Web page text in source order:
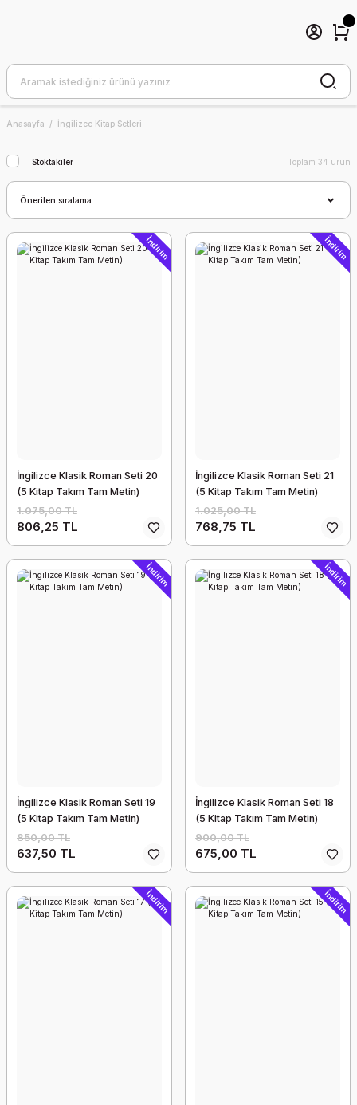
Anasayfa İngilizce Kitap Setleri
Stoktakiler Toplam 34 ürün
İndirim
İngilizce Klasik Roman Seti 20
(5 Kitap Takım Tam Metin)
1.075,00 TL
806,25 TL
İndirim
İngilizce Klasik Roman Seti 21
(5 Kitap Takım Tam Metin)
1.025,00 TL
768,75 TL
İndirim
İngilizce Klasik Roman Seti 19
(5 Kitap Takım Tam Metin)
850,00 TL
637,50 TL
İndirim
İngilizce Klasik Roman Seti 18
(5 Kitap Takım Tam Metin)
900,00 TL
675,00 TL
İndirim İndirim